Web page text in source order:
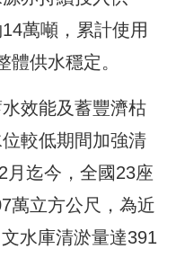
萬噸，累計使用
供水穩定。
效能及蓄豐濟枯
較低期間加強清
月迄今，全國23座
萬立方公尺，為近
水庫清淤量達391